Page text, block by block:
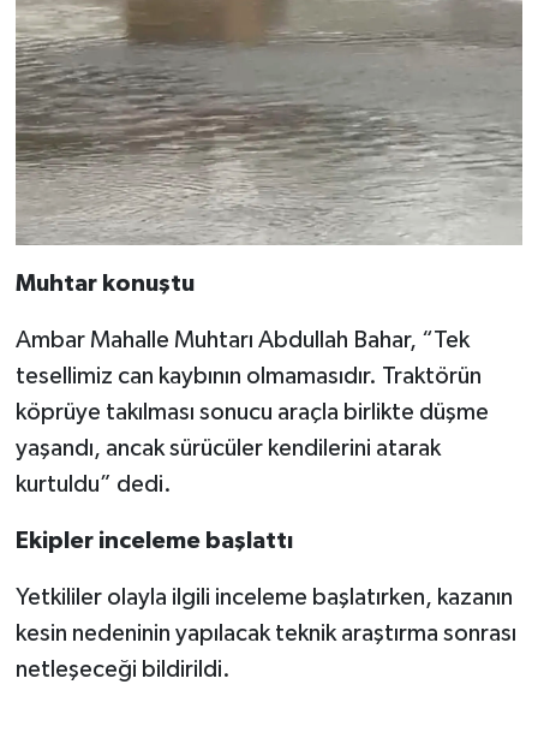
Muhtar konuştu
Ambar Mahalle Muhtarı Abdullah Bahar, “Tek
tesellimiz can kaybının olmamasıdır. Traktörün
köprüye takılması sonucu araçla birlikte düşme
yaşandı, ancak sürücüler kendilerini atarak
kurtuldu” dedi.
Ekipler inceleme başlattı
Yetkililer olayla ilgili inceleme başlatırken, kazanın
kesin nedeninin yapılacak teknik araştırma sonrası
netleşeceği bildirildi.